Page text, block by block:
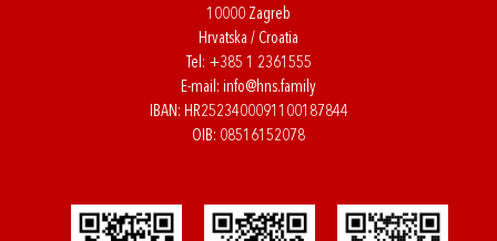
10000 Zagreb
Hrvatska / Croatia
Tel: +385 1 2361555
E-mail: info@hns.family
IBAN: HR2523400091100187844
OIB: 08516152078